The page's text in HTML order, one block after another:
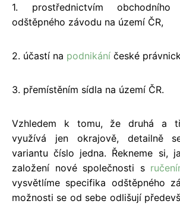
1. prostřednictvím
odštěpného závodu na území ČR,
2. účastí na podnikání české
3. přemístěním sídla na území ČR.
Vzhledem k tomu, že druhá a
využívá jen okrajově, detailně
variantu číslo jedna. Řekneme si,
založení nové společnosti s
vysvětlíme specifika odštěpného
možnosti se od sebe odlišují